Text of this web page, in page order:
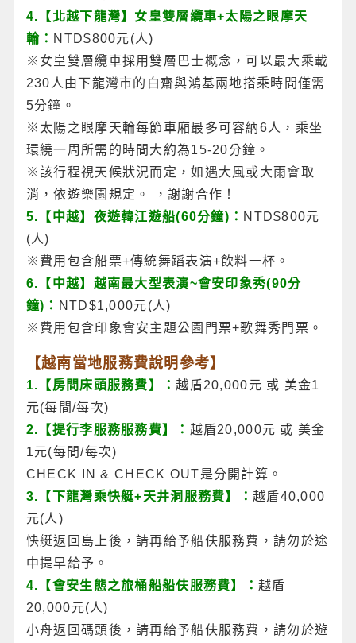
4.【北越下龍灣】女皇雙層纜車+太陽之眼摩天
輪： NTD$800元(人)
※女皇雙層纜車採用雙層巴士概念，可以最大乘載
230人由下龍灣市的白齋與鴻基兩地搭乘時間僅需
5分鐘。
※太陽之眼摩天輪每節車廂最多可容納6人，乘坐
環繞一周所需的時間大約為15-20分鐘。
※該行程視天候狀況而定，如遇大風或大雨會取
消，依遊樂園規定。 ，謝謝合作！
5.【中越】夜遊韓江遊船(60分鐘)： NTD$800元
(人)
※費用包含船票+傳統舞蹈表演+飲料一杯。
6.【中越】越南最大型表演~會安印象秀(90分
鐘)： NTD$1,000元(人)
※費用包含印象會安主題公園門票+歌舞秀門票。
【越南當地服務費說明參考】
1.【房間床頭服務費】：越盾20,000元 或 美金1
元(每間/每次)
2.【提行李服務服務費】： 越盾20,000元 或 美金
1元(每間/每次)
CHECK IN & CHECK OUT是分開計算。
3.【下龍灣乘快艇+天井洞服務費】： 越盾40,000
元(人)
快艇返回島上後，請再給予船伕服務費，請勿於途
中提早給予。
4.【會安生態之旅桶船船伕服務費】： 越盾
20,000元(人)
小舟返回碼頭後，請再給予船伕服務費，請勿於遊